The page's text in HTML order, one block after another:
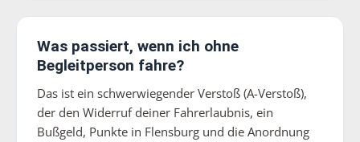
Was passiert, wenn ich ohne
Begleitperson fahre?
Das ist ein schwerwiegender Verstoß (A-Verstoß),
der den Widerruf deiner Fahrerlaubnis, ein
Bußgeld, Punkte in Flensburg und die Anordnung